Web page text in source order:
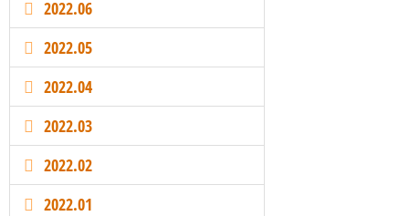
2022.06
2022.05
2022.04
2022.03
2022.02
2022.01